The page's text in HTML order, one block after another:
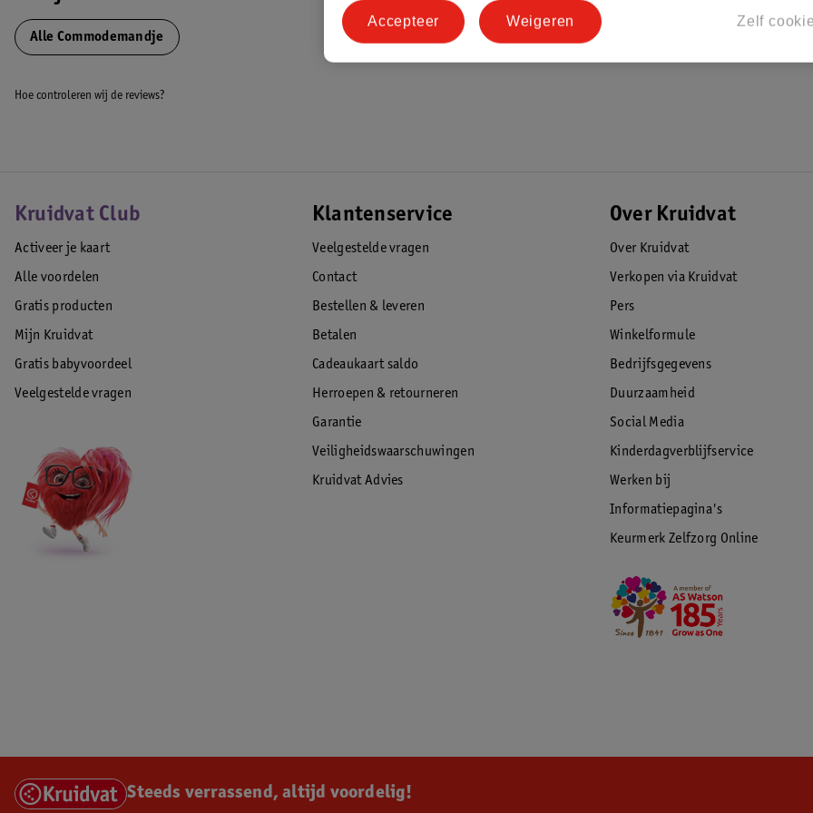
Alle Commodemandje
Hoe controleren wij de reviews?
Kruidvat Club
Activeer je kaart
Alle voordelen
Gratis producten
Mijn Kruidvat
Gratis babyvoordeel
Veelgestelde vragen
Klantenservice
Veelgestelde vragen
Contact
Bestellen & leveren
Betalen
Cadeaukaart saldo
Herroepen & retourneren
Garantie
Veiligheidswaarschuwingen
Kruidvat Advies
Over Kruidvat
Over Kruidvat
Verkopen via Kruidvat
Pers
Winkelformule
Bedrijfsgegevens
Duurzaamheid
Social Media
Kinderdagverblijfservice
Werken bij
Informatiepagina's
Keurmerk Zelfzorg Online
Steeds verrassend, altijd voordelig!
Zelf
Weigeren
Accepteer